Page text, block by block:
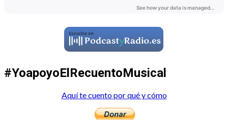
#YoapoyoElRecuentoMusical
Aquí te cuento por qué y cómo